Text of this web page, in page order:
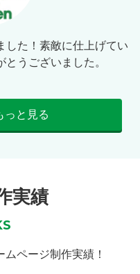
した！素敵に仕上げてい
うございました。
っと見る
実績
ページ制作実績！